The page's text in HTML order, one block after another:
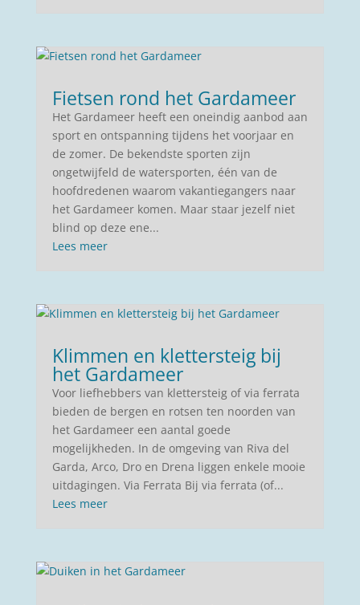
Fietsen rond het Gardameer
Het Gardameer heeft een oneindig aanbod aan
sport en ontspanning tijdens het voorjaar en
de zomer. De bekendste sporten zijn
ongetwijfeld de watersporten, één van de
hoofdredenen waarom vakantiegangers naar
het Gardameer komen. Maar staar jezelf niet
blind op deze ene...
Lees meer
Klimmen en klettersteig bij
het Gardameer
Voor liefhebbers van klettersteig of via ferrata
bieden de bergen en rotsen ten noorden van
het Gardameer een aantal goede
mogelijkheden. In de omgeving van Riva del
Garda, Arco, Dro en Drena liggen enkele mooie
uitdagingen. Via Ferrata Bij via ferrata (of...
Lees meer